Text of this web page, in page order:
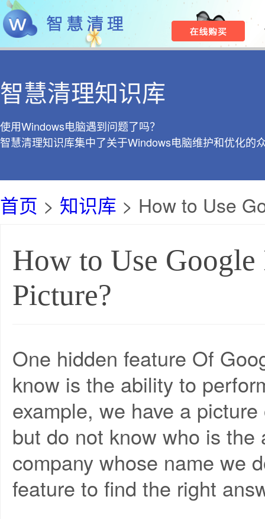
智慧清理知识库
使用Windows电脑遇到问题了吗？
智慧清理知识库集中了关于Windows电脑维护和优化的
首页 > 知识库 > How to Use
How to Use Google
Picture?
One hidden feature Of
know is the ability to
example, we have a
but do not know who is
company whose name we
feature to find the right